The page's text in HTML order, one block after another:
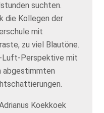
suchten.
die Kollegen der
mit
zu viel Blautöne.
Luft-Perspektive mit
abgestimmten
Koekkoek